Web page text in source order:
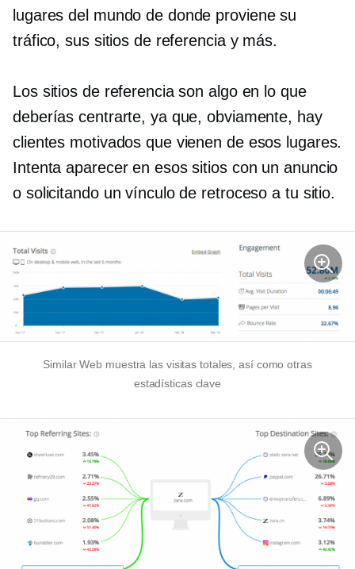
lugares del mundo de donde proviene su
tráfico, sus sitios de referencia y más.
Los sitios de referencia son algo en lo que
deberías centrarte, ya que, obviamente, hay
clientes motivados que vienen de esos lugares.
Intenta aparecer en esos sitios con un anuncio
o solicitando un vínculo de retroceso a tu sitio.
Similar Web muestra las visitas totales, así como otras
estadísticas clave